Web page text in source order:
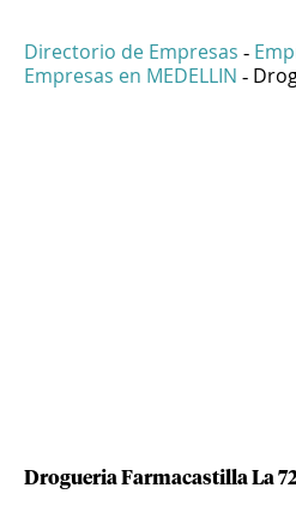
Directorio de Empresas -
Empresas en MEDELLIN -
Drogueria Farmacastilla La 72